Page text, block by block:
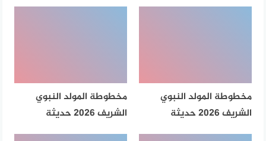
مخطوطة المولد النبوي
الشريف 2026 حديثة
مخطوطة المولد النبوي
الشريف 2026 حديثة